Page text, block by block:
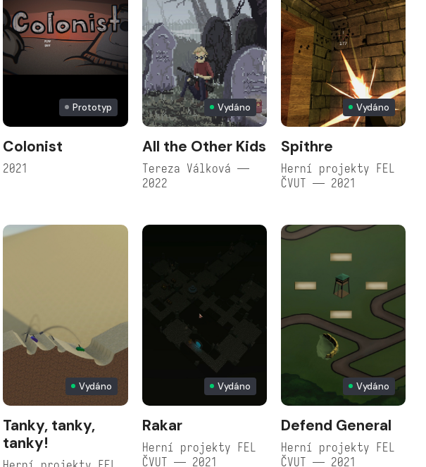
Prototyp
Colonist
2021
Vydáno
All the Other Kids
Tereza Válková —
2022
Vydáno
Spithre
Herní projekty FEL
ČVUT — 2021
Vydáno
Tanky, tanky,
tanky!
Vydáno
Rakar
Herní projekty FEL
ČVUT — 2021
Vydáno
Defend General
Herní projekty FEL
ČVUT — 2021